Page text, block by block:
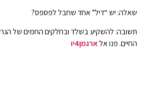
שאלה: יש “דיל” אחד שחבל לפספס?
תשובה: להשקיע בשלד ובחלקים החמים של
החיים. פנו אלארגמן4יו